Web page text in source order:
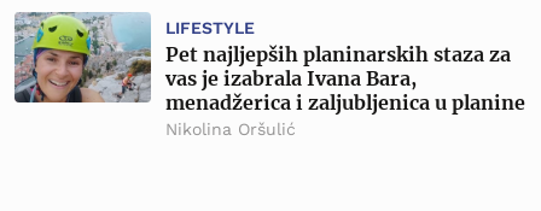
LIFESTYLE
Pet najljepših planinarskih staza za
vas je izabrala Ivana Bara,
menadžerica i zaljubljenica u planine
Nikolina Oršulić